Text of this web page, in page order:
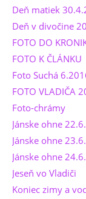
Deň matiek
Deň v divočine
FOTO DO
FOTO K ČLÁNKU
Foto Suchá
FOTO VLADIČA
Foto-chrámy
Jánske ohne
Jánske ohne
Jánske ohne
Jeseň vo Vladiči
Koniec zimy a